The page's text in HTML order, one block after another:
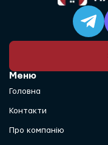
Меню
Головна
Контакти
Про компанію